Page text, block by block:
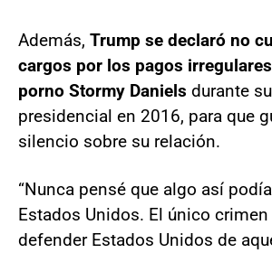
Además, Trump se declaró no
cargos por los pagos
porno Stormy Daniels durante
presidencial en 2016, para que
silencio sobre su relación.
“Nunca pensé que algo así
Estados Unidos. El único
defender Estados Unidos de